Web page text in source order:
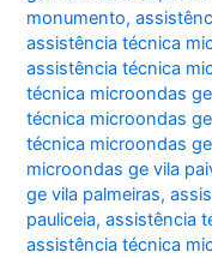
monumento,
assistência técnica
assistência técnica
técnica microondas
técnica microondas
técnica microondas
microondas ge vila
ge vila palmeiras,
pauliceia,assistência
assistência técnica